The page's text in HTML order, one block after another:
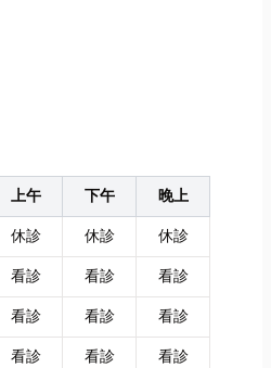
上午 下午
晚上
休診 休診
休診
看診 看診
看診
看診 看診
看診
看診 看診
看診